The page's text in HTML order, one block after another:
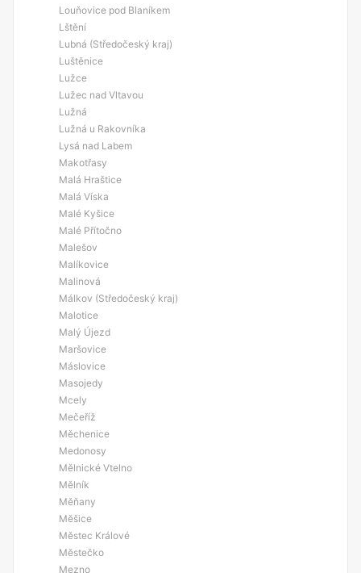
Louňovice pod Blaníkem
Lštění
Lubná (Středočeský kraj)
Luštěnice
Lužce
Lužec nad Vltavou
Lužná
Lužná u Rakovníka
Lysá nad Labem
Makotřasy
Malá Hraštice
Malá Víska
Malé Kyšice
Malé Přítočno
Malešov
Malíkovice
Malinová
Málkov (Středočeský kraj)
Malotice
Malý Újezd
Maršovice
Máslovice
Masojedy
Mcely
Mečeříž
Měchenice
Medonosy
Mělnické Vtelno
Mělník
Měňany
Měšice
Městec Králové
Městečko
Mezno